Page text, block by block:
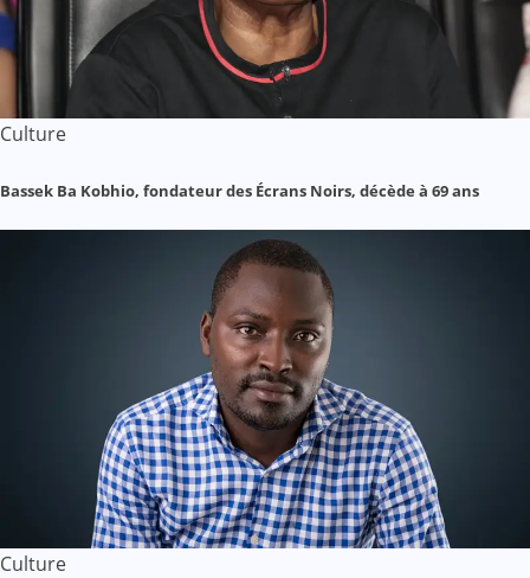
Culture
Bassek Ba Kobhio, fondateur des Écrans Noirs, décède à 69 ans
Culture